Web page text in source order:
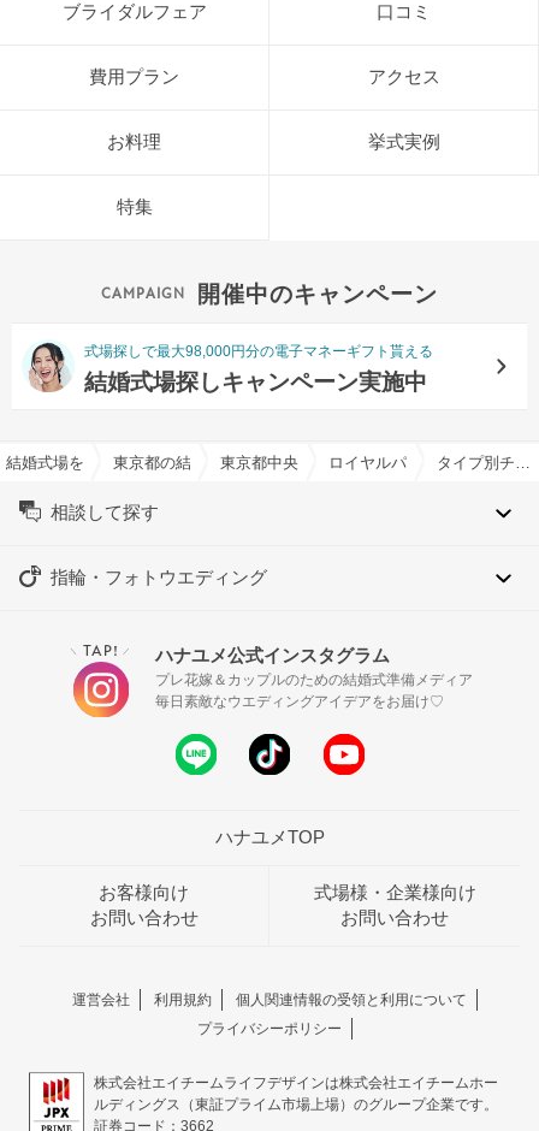
ブライダルフェア 口コミ
費用プラン アクセス
お料理 挙式実例
特集
開催中のキャンペーン
式場探しで最大98,000円分の電子マネーギフト貰える
結婚式場探しキャンペーン実施中
結婚式場を探すならハナユメ
東京都の結婚式場一覧東京都中央区の結婚式場一覧ロイヤルパークホテル（東京
相談して探す
指輪・フォトウエディング
＼ TAP! ／ ハナユメ公式インスタグラム
プレ花嫁＆カップルのための結婚式準備メディア
毎日素敵なウエディングアイデアをお届け♡
ハナユメTOP
お客様向け
お問い合わせ
式場様・企業様向け
お問い合わせ
運営会社 利用規約
個人関連情報の受領と利用について
プライバシーポリシー
株式会社エイチームライフデザインは株式会社エイチームホー
ルディングス（東証プライム市場上場）のグループ企業です。
証券コード：3662